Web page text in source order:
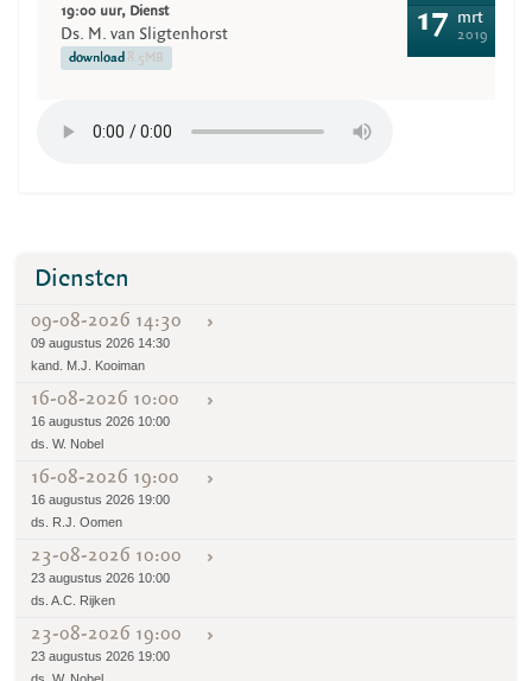
19:00 uur, Dienst
Ds. M. van Sligtenhorst
download 8.5MB
17 mrt
2019
Diensten
09-08-2026 14:30
09 augustus 2026 14:30
kand. M.J. Kooiman
16-08-2026 10:00
16 augustus 2026 10:00
ds. W. Nobel
16-08-2026 19:00
16 augustus 2026 19:00
ds. R.J. Oomen
23-08-2026 10:00
23 augustus 2026 10:00
ds. A.C. Rijken
23-08-2026 19:00
23 augustus 2026 19:00